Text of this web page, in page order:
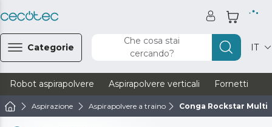
Categorie
Che cosa stai
cercando?
IT
Robot aspirapolvere Aspirapolvere verticali Fornetti
Aspirazione Aspirapolvere a traino Conga Rockstar